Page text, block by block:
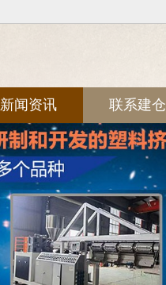
新闻资讯 联系建仓